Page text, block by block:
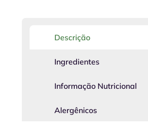
Descrição
Ingredientes
Informação Nutricional
Alergênicos